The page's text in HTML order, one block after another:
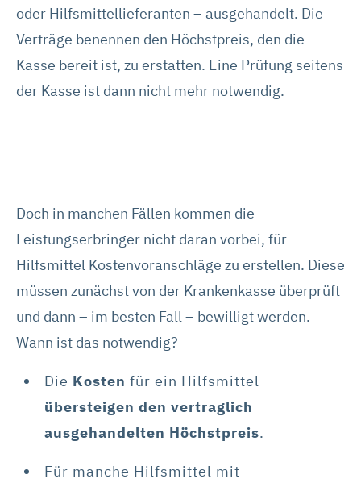
oder Hilfsmittellieferanten – ausgehandelt. Die
Verträge benennen den Höchstpreis, den die
Kasse bereit ist, zu erstatten. Eine Prüfung seitens
der Kasse ist dann nicht mehr notwendig.
Doch in manchen Fällen kommen die
Leistungserbringer nicht daran vorbei, für
Hilfsmittel Kostenvoranschläge zu erstellen. Diese
müssen zunächst von der Krankenkasse überprüft
und dann – im besten Fall – bewilligt werden.
Wann ist das notwendig?
Die Kosten für ein Hilfsmittel
übersteigen den vertraglich
ausgehandelten Höchstpreis.
Für manche Hilfsmittel mit